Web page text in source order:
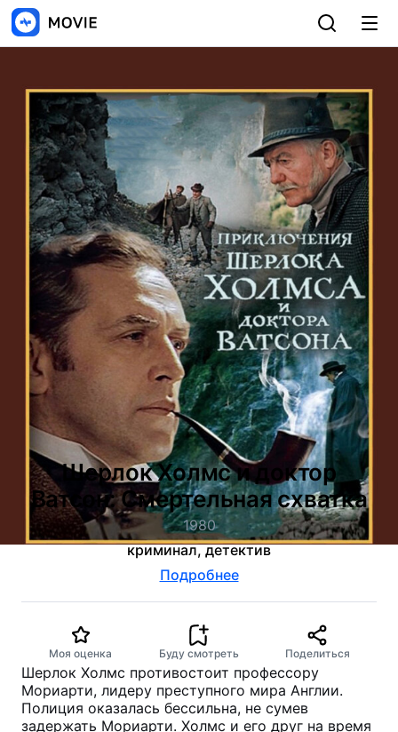
Шерлок Холмс и доктор
Ватсон: Смертельная схватка
1980
криминал, детектив
Подробнее
Моя оценка Буду смотреть Поделиться
Шерлок Холмс противостоит профессору
Мориарти, лидеру преступного мира Англии.
Полиция оказалась бессильна, не сумев
задержать Мориарти. Холмс и его друг на время